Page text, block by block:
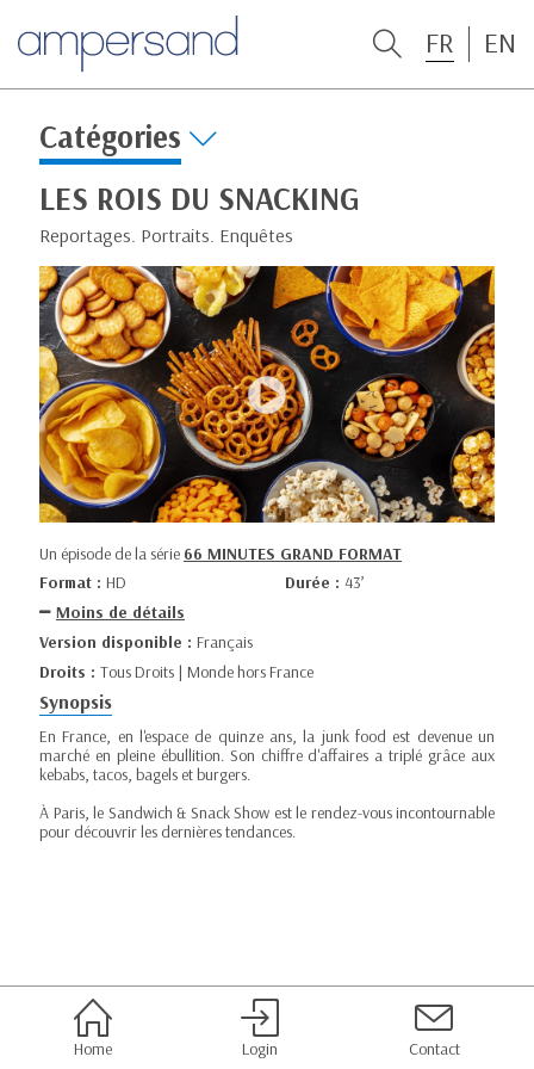
FR EN
Catégories
LES ROIS DU SNACKING
Reportages. Portraits. Enquêtes
Un épisode de la série 66 MINUTES GRAND FORMAT
Format : HD Durée : 43’
Moins de détails
Version disponible : Français
Droits : Tous Droits | Monde hors France
Synopsis
En France, en l'espace de quinze ans, la junk food est devenue un
marché en pleine ébullition. Son chiffre d'affaires a triplé grâce aux
kebabs, tacos, bagels et burgers.
À Paris, le Sandwich & Snack Show est le rendez-vous incontournable
pour découvrir les dernières tendances.
Home Login Contact